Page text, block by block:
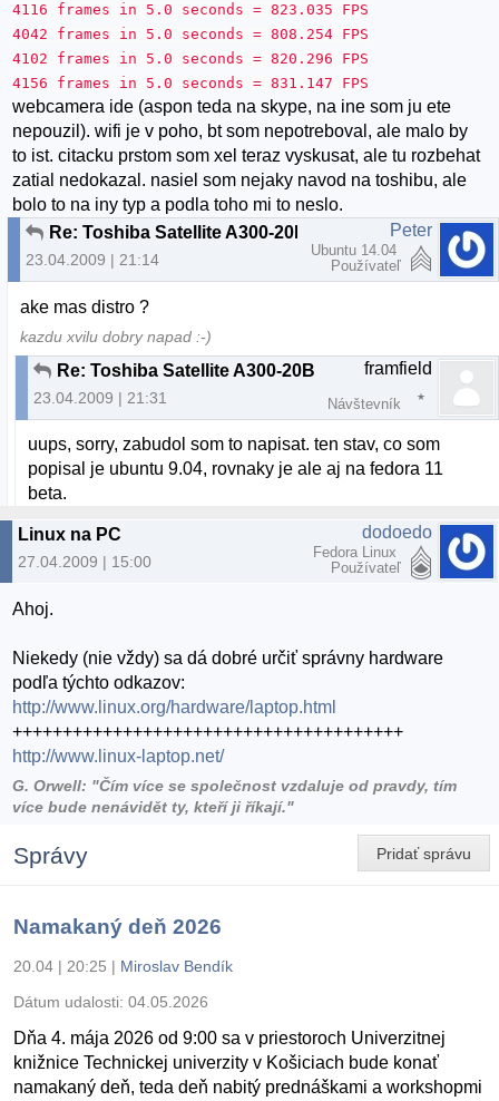
4116 frames in 5.0 seconds = 823.035 FPS
4042 frames in 5.0 seconds = 808.254 FPS
4102 frames in 5.0 seconds = 820.296 FPS
4156 frames in 5.0 seconds = 831.147 FPS
webcamera ide (aspon teda na skype, na ine som ju ete
nepouzil). wifi je v poho, bt som nepotreboval, ale malo by
to ist. citacku prstom som xel teraz vyskusat, ale tu rozbehat
zatial nedokazal. nasiel som nejaky navod na toshibu, ale
bolo to na iny typ a podla toho mi to neslo.
Re: Toshiba Satellite A300-20B
23.04.2009 | 21:14
Peter
Ubuntu 14.04
Používateľ
ake mas distro ?
kazdu xvilu dobry napad :-)
Re: Toshiba Satellite A300-20B
23.04.2009 | 21:31
framfield
Návštevník
uups, sorry, zabudol som to napisat. ten stav, co som
popisal je ubuntu 9.04, rovnaky je ale aj na fedora 11
beta.
Linux na PC
27.04.2009 | 15:00
dodoedo
Fedora Linux
Používateľ
Ahoj.
Niekedy (nie vždy) sa dá dobré určiť správny hardware
podľa týchto odkazov:
http://www.linux.org/hardware/laptop.html
+++++++++++++++++++++++++++++++++++++++
http://www.linux-laptop.net/
G. Orwell: "Čím více se společnost vzdaluje od pravdy, tím
více bude nenávidět ty, kteří ji říkají."
Pridať správu
Správy
Namakaný deň 2026
20.04 | 20:25 | Miroslav Bendík
Dátum udalosti: 04.05.2026
Dňa 4. mája 2026 od 9:00 sa v priestoroch Univerzitnej
knižnice Technickej univerzity v Košiciach bude konať
namakaný deň, teda deň nabitý prednáškami a workshopmi